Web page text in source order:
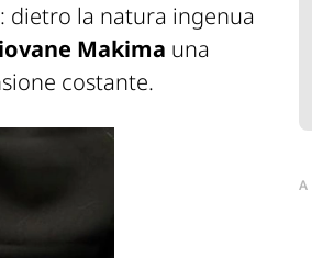
dietro la natura ingenua
Makima una
costante.